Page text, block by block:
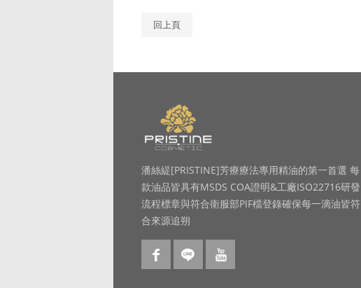
回上頁
潘絲緹[PRISTINE]芳療療法專用精油的第一首選 每
款油品皆具有MSDS COA證明&工廠ISO22716研發
流程標章與符合衛服部PIF檔登錄確保每一滴油皆符
合來源追朔